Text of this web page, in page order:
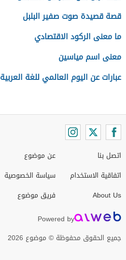
قصة قصيدة صوت صفير البلبل
ما معنى الركود الاقتصادي
معنى اسم مياسين
عبارات عن اليوم العالمي للغة العربية
اتصل بنا
اتفاقية الاستخدام
About Us
عن موضوع
سياسة الخصوصية
فريق موضوع
Powered by
جميع الحقوق محفوظة © موضوع 2026